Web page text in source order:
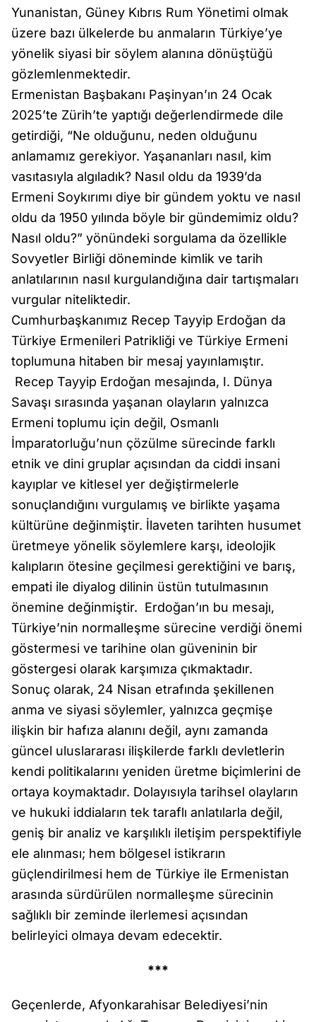
Yunanistan, Güney Kıbrıs Rum Yönetimi olmak
üzere bazı ülkelerde bu anmaların Türkiye’ye
yönelik siyasi bir söylem alanına dönüştüğü
gözlemlenmektedir.
Ermenistan Başbakanı Paşinyan’ın 24 Ocak
2025’te Zürih’te yaptığı değerlendirmede dile
getirdiği, “Ne olduğunu, neden olduğunu
anlamamız gerekiyor. Yaşananları nasıl, kim
vasıtasıyla algıladık? Nasıl oldu da 1939’da
Ermeni Soykırımı diye bir gündem yoktu ve nasıl
oldu da 1950 yılında böyle bir gündemimiz oldu?
Nasıl oldu?” yönündeki sorgulama da özellikle
Sovyetler Birliği döneminde kimlik ve tarih
anlatılarının nasıl kurgulandığına dair tartışmaları
vurgular niteliktedir.
Cumhurbaşkanımız Recep Tayyip Erdoğan da
Türkiye Ermenileri Patrikliği ve Türkiye Ermeni
toplumuna hitaben bir mesaj yayınlamıştır.
Recep Tayyip Erdoğan mesajında, I. Dünya
Savaşı sırasında yaşanan olayların yalnızca
Ermeni toplumu için değil, Osmanlı
İmparatorluğu’nun çözülme sürecinde farklı
etnik ve dini gruplar açısından da ciddi insani
kayıplar ve kitlesel yer değiştirmelerle
sonuçlandığını vurgulamış ve birlikte yaşama
kültürüne değinmiştir. İlaveten tarihten husumet
üretmeye yönelik söylemlere karşı, ideolojik
kalıpların ötesine geçilmesi gerektiğini ve barış,
empati ile diyalog dilinin üstün tutulmasının
önemine değinmiştir. Erdoğan’ın bu mesajı,
Türkiye’nin normalleşme sürecine verdiği önemi
göstermesi ve tarihine olan güveninin bir
göstergesi olarak karşımıza çıkmaktadır.
Sonuç olarak, 24 Nisan etrafında şekillenen
anma ve siyasi söylemler, yalnızca geçmişe
ilişkin bir hafıza alanını değil, aynı zamanda
güncel uluslararası ilişkilerde farklı devletlerin
kendi politikalarını yeniden üretme biçimlerini de
ortaya koymaktadır. Dolayısıyla tarihsel olayların
ve hukuki iddiaların tek taraflı anlatılarla değil,
geniş bir analiz ve karşılıklı iletişim perspektifiyle
ele alınması; hem bölgesel istikrarın
güçlendirilmesi hem de Türkiye ile Ermenistan
arasında sürdürülen normalleşme sürecinin
sağlıklı bir zeminde ilerlemesi açısından
belirleyici olmaya devam edecektir.
***
Geçenlerde, Afyonkarahisar Belediyesi’nin